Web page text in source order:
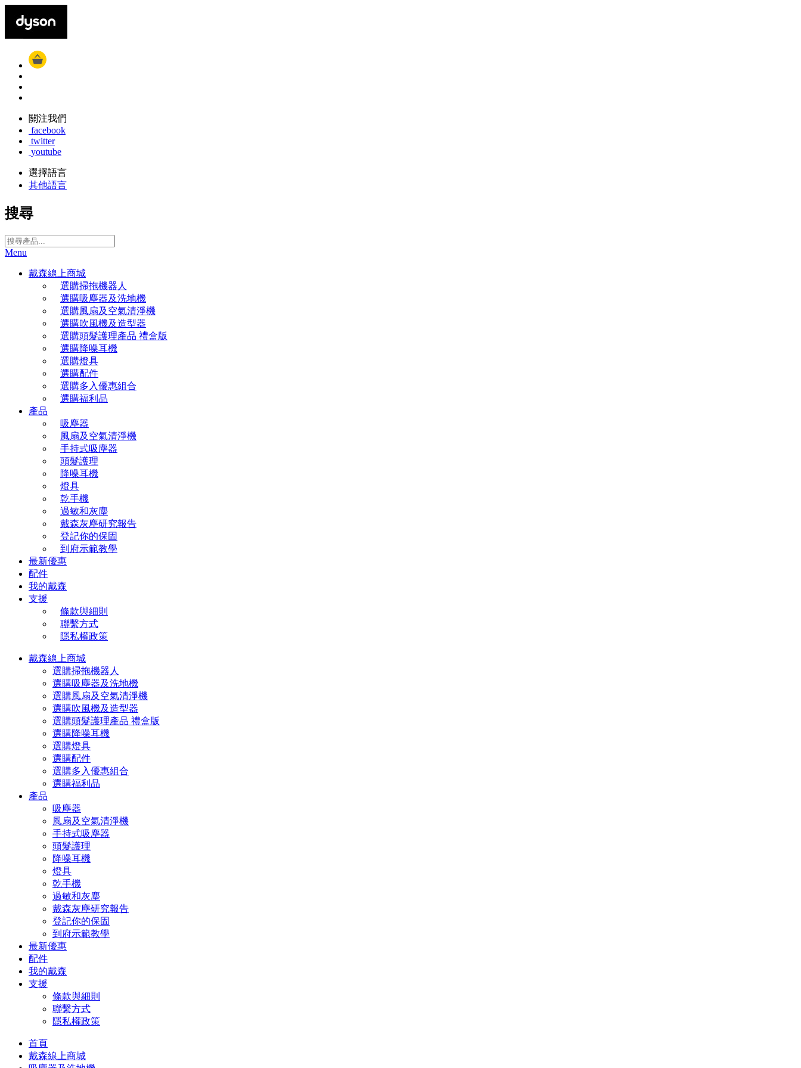
關注我們
facebook
twitter
youtube
選擇語言
其他語言
搜尋
Menu
戴森線上商城
選購掃拖機器人
選購吸塵器及洗地機
選購風扇及空氣清淨機
選購吹風機及造型器
選購頭髮護理產品 禮盒版
選購降噪耳機
選購燈具
選購配件
選購多入優惠組合
選購福利品
產品
吸塵器
風扇及空氣清淨機
手持式吸塵器
頭髮護理
降噪耳機
燈具
乾手機
過敏和灰塵
戴森灰塵研究報告
登記你的保固
到府示範教學
最新優惠
配件
我的戴森
支援
條款與細則
聯繫方式
隱私權政策
戴森線上商城
選購掃拖機器人
選購吸塵器及洗地機
選購風扇及空氣清淨機
選購吹風機及造型器
選購頭髮護理產品 禮盒版
選購降噪耳機
選購燈具
選購配件
選購多入優惠組合
選購福利品
產品
吸塵器
風扇及空氣清淨機
手持式吸塵器
頭髮護理
降噪耳機
燈具
乾手機
過敏和灰塵
戴森灰塵研究報告
登記你的保固
到府示範教學
最新優惠
配件
我的戴森
支援
條款與細則
聯繫方式
隱私權政策
首頁
戴森線上商城